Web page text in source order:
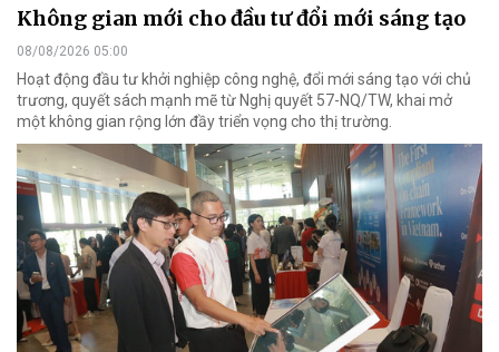
Không gian mới cho đầu tư đổi mới sáng tạo
08/08/2026 05:00
Hoạt động đầu tư khởi nghiệp công nghệ, đổi mới sáng tạo với chủ
trương, quyết sách mạnh mẽ từ Nghị quyết 57-NQ/TW, khai mở
một không gian rộng lớn đầy triển vọng cho thị trường.